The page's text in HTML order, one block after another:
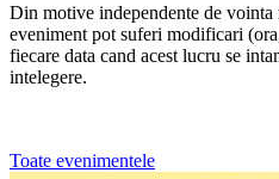
Din motive independente de vointa
eveniment pot suferi modificari
fiecare data cand acest lucru se
intelegere.
Toate evenimentele